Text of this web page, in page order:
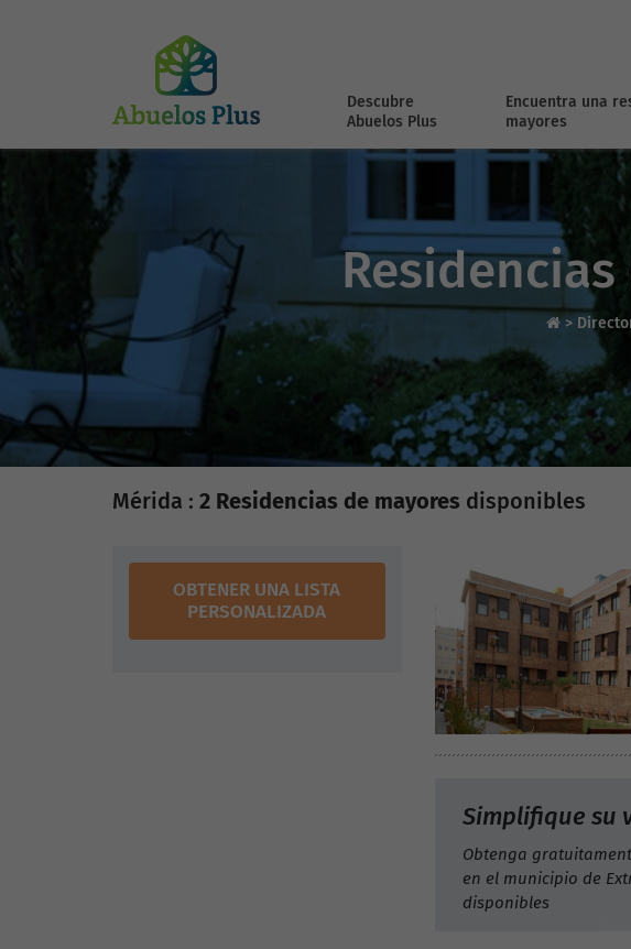
Descubre
Abuelos Plus
Encuentra una
mayores
>
Mérida : 2 Residencias de mayores disponibles
OBTENER UNA LISTA
PERSONALIZADA
Simplifique su
Obtenga
en el municipio de
disponibles